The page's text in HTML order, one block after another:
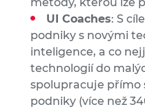
UI Coaches: S
podniky s novými
inteligence, a co
technologií do
spolupracuje přímo
podniky (více než